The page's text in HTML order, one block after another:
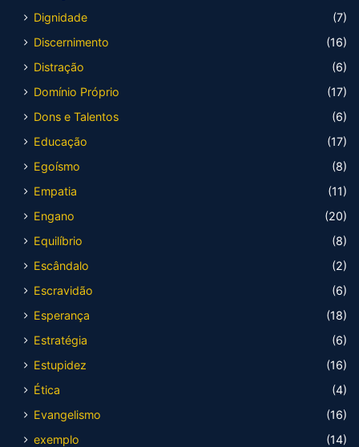
Dignidade
(7)
Discernimento
(16)
Distração
(6)
Domínio Próprio
(17)
Dons e Talentos
(6)
Educação
(17)
Egoísmo
(8)
Empatia
(11)
Engano
(20)
Equilíbrio
(8)
Escândalo
(2)
Escravidão
(6)
Esperança
(18)
Estratégia
(6)
Estupidez
(16)
Ética
(4)
Evangelismo
(16)
exemplo
(14)